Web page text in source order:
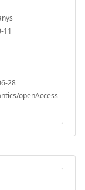
11
28
openAccess